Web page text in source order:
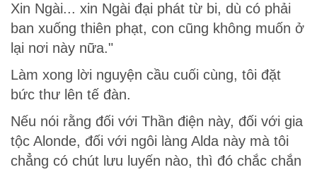
Xin Ngài... xin Ngài đại phát từ bi, dù có phải
ban xuống thiên phạt, con cũng không muốn ở
lại nơi này nữa."
Làm xong lời nguyện cầu cuối cùng, tôi đặt
bức thư lên tế đàn.
Nếu nói rằng đối với Thần điện này, đối với gia
tộc Alonde, đối với ngôi làng Alda này mà tôi
chẳng có chút lưu luyến nào, thì đó chắc chắn